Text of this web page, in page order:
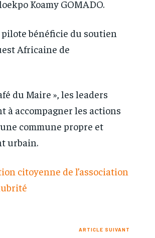
Koamy GOMADO.
bénéficie du soutien
Africaine de
du Maire », les leaders
à accompagner les actions
commune propre et
urbain.
citoyenne de l’association
ARTICLE SUIVANT